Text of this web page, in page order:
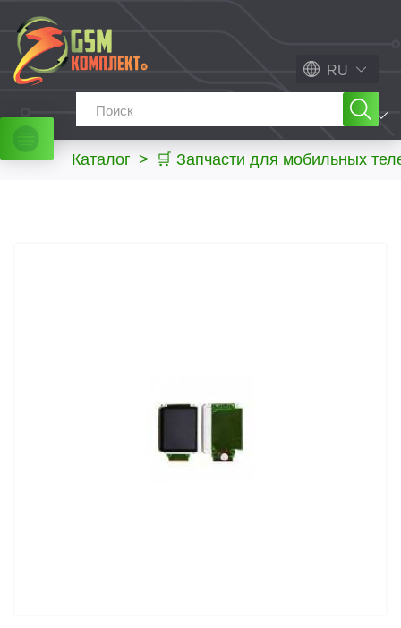
RU
МЕНЮ
Каталог > 🛒 Запчасти для мобильных